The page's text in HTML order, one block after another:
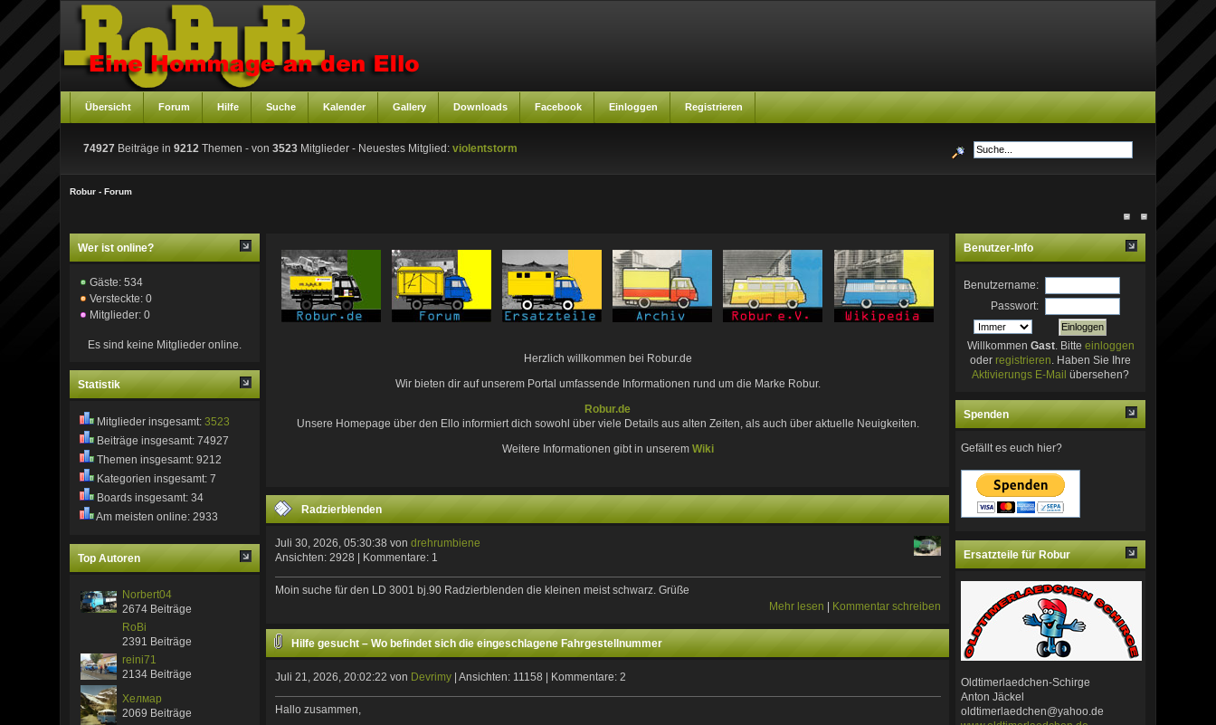
Übersicht Forum Hilfe Suche Kalender Gallery Downloads Facebook Einloggen Registrieren
74927 Beiträge in9212 Themen - von3523 Mitglieder - Neuestes Mitglied:violentstorm
Robur - Forum
Wer ist online?
Gäste: 534
Versteckte: 0
Mitglieder: 0
Es sind keine Mitglieder online.
Statistik
Mitglieder insgesamt:3523
Beiträge insgesamt: 74927
Themen insgesamt: 9212
Kategorien insgesamt: 7
Boards insgesamt: 34
Am meisten online: 2933
Top Autoren
Norbert04
2674 Beiträge
RoBi
2391 Beiträge
reini71
2134 Beiträge
Хелмар
2069 Beiträge
Herzlich willkommen bei Robur.de
Wir bieten dir auf unserem Portal umfassende Informationen rund um die Marke Robur.
Robur.de
Unsere Homepage über den Ello informiert dich sowohl über viele Details aus alten Zeiten, als auch über aktuelle Neuigkeiten.
Weitere Informationen gibt in unserem Wiki
Radzierblenden
Juli 30, 2026, 05:30:38 von drehrumbiene
Ansichten: 2928 | Kommentare: 1
Moin suche für den LD 3001 bj.90 Radzierblenden die kleinen meist schwarz. Grüße
Mehr lesen | Kommentar schreiben
Hilfe gesucht – Wo befindet sich die eingeschlagene Fahrgestellnummer
Juli 21, 2026, 20:02:22 von Devrimy| Ansichten: 11158 | Kommentare: 2
Hallo zusammen,
Benutzer-Info
Benutzername:
Passwort:
Willkommen Gast. Bitte einloggen
oder registrieren . Haben Sie Ihre
Aktivierungs E-Mail übersehen?
Spenden
Gefällt es euch hier?
Ersatzteile für Robur
Oldtimerlaedchen-Schirge
Anton Jäckel
oldtimerlaedchen@yahoo.de